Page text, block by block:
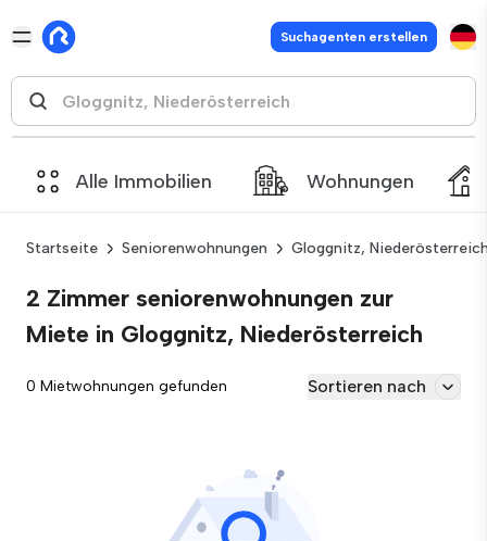
Suchagenten erstellen
Alle Immobilien Wohnungen
Startseite Seniorenwohnungen Gloggnitz,
2 Zimmer seniorenwohnungen zur
Miete in Gloggnitz, Niederösterreich
0 Mietwohnungen gefunden Sortieren nach